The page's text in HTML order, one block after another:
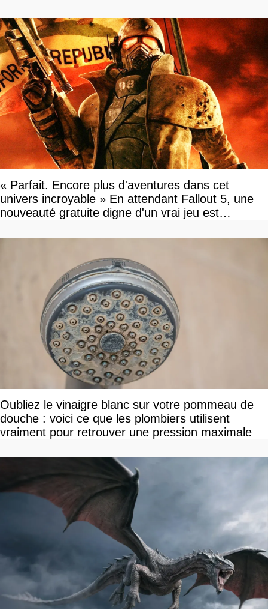
« Parfait. Encore plus d'aventures dans cet
univers incroyable » En attendant Fallout 5, une
nouveauté gratuite digne d'un vrai jeu est
Oubliez le vinaigre blanc sur votre pommeau de
douche : voici ce que les plombiers utilisent
vraiment pour retrouver une pression maximale